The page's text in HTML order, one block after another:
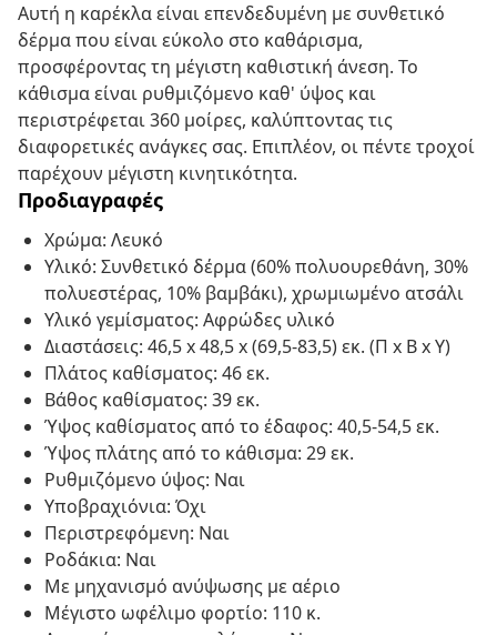
Αυτή η καρέκλα είναι επενδεδυμένη με συνθετικό
δέρμα που είναι εύκολο στο καθάρισμα,
προσφέροντας τη μέγιστη καθιστική άνεση. Το
κάθισμα είναι ρυθμιζόμενο καθ' ύψος και
περιστρέφεται 360 μοίρες, καλύπτοντας τις
διαφορετικές ανάγκες σας. Επιπλέον, οι πέντε τροχοί
παρέχουν μέγιστη κινητικότητα.
Προδιαγραφές
Χρώμα: Λευκό
Υλικό: Συνθετικό δέρμα (60% πολυουρεθάνη, 30%
πολυεστέρας, 10% βαμβάκι), χρωμιωμένο ατσάλι
Υλικό γεμίσματος: Αφρώδες υλικό
Διαστάσεις: 46,5 x 48,5 x (69,5-83,5) εκ. (Π x Β x Υ)
Πλάτος καθίσματος: 46 εκ.
Βάθος καθίσματος: 39 εκ.
Ύψος καθίσματος από το έδαφος: 40,5-54,5 εκ.
Ύψος πλάτης από το κάθισμα: 29 εκ.
Ρυθμιζόμενο ύψος: Ναι
Υποβραχιόνια: Όχι
Περιστρεφόμενη: Ναι
Ροδάκια: Ναι
Με μηχανισμό ανύψωσης με αέριο
Μέγιστο ωφέλιμο φορτίο: 110 κ.